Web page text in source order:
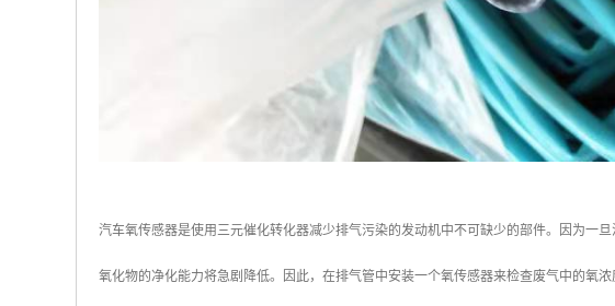
汽车氧传感器是使用三元催化转化器减少排气污染的发动机中不可缺少的部件。因为一
氧化物的净化能力将急剧降低。因此，在排气管中安装一个氧传感器来检查废气中的氧